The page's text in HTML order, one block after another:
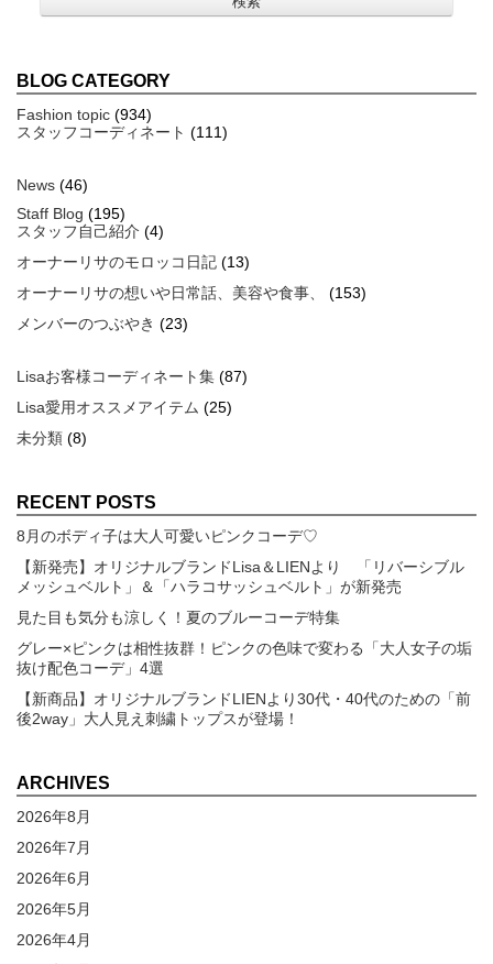
BLOG CATEGORY
Fashion topic (934)
スタッフコーディネート (111)
News (46)
Staff Blog (195)
スタッフ自己紹介 (4)
オーナーリサのモロッコ日記 (13)
オーナーリサの想いや日常話、美容や食事、
(153)
メンバーのつぶやき (23)
Lisaお客様コーディネート集 (87)
Lisa愛用オススメアイテム (25)
未分類 (8)
RECENT POSTS
8月のボディ子は大人可愛いピンクコーデ♡
【新発売】オリジナルブランドLisa＆LIENより 「リバーシブル
メッシュベルト」＆「ハラコサッシュベルト」が新発売
見た目も気分も涼しく！夏のブルーコーデ特集
グレー×ピンクは相性抜群！ピンクの色味で変わる「大人女子の垢
抜け配色コーデ」4選
【新商品】オリジナルブランドLIENより30代・40代のための「前
後2way」大人見え刺繍トップスが登場！
ARCHIVES
2026年8月
2026年7月
2026年6月
2026年5月
2026年4月